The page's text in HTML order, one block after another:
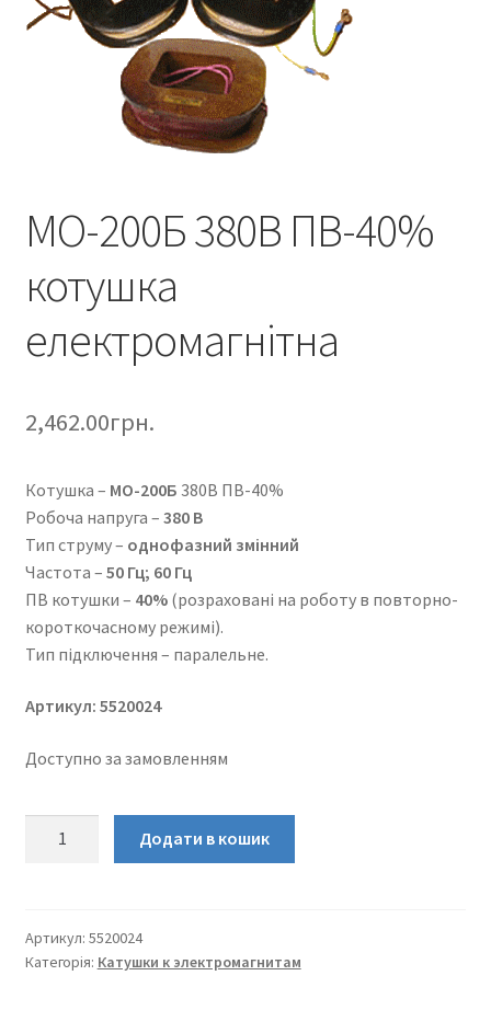
МО-200Б 380В ПВ-40%
котушка
електромагнітна
2,462.00грн.
Котушка – МО-200Б 380В ПВ-40%
Робоча напруга – 380 В
Тип струму – однофазний змінний
Частота – 50 Гц; 60 Гц
ПВ котушки – 40%(розраховані на роботу в повторно-
короткочасному режимі).
Тип підключення – паралельне.
Артикул: 5520024
Доступно за замовленням
електромагнітна
кількість
Додати в кошик
Артикул: 5520024
Категорія: Катушки к электромагнитам